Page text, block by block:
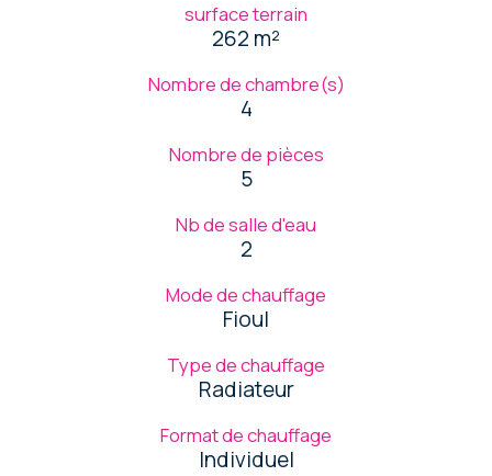
surface terrain
262 m²
Nombre de chambre(s)
4
Nombre de pièces
5
Nb de salle d'eau
2
Mode de chauffage
Fioul
Type de chauffage
Radiateur
Format de chauffage
Individuel